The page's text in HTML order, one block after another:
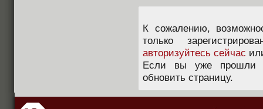
К сожалению,
только
авторизуйтесь сейчас
Если вы уже прошли
обновить страницу.